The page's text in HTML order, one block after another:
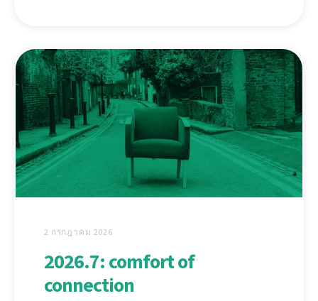
2 กรกฎาคม 2026
2026.7: comfort of
connection